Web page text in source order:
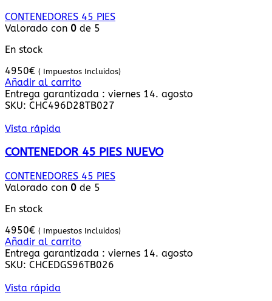
CONTENEDORES 45 PIES
Valorado con 0 de 5
En stock
4950€ ( Impuestos Incluidos)
Añadir al carrito
Entrega garantizada : viernes 14. agosto
SKU: CHC496D28TB027
Vista rápida
CONTENEDOR 45 PIES NUEVO
CONTENEDORES 45 PIES
Valorado con 0 de 5
En stock
4950€ ( Impuestos Incluidos)
Añadir al carrito
Entrega garantizada : viernes 14. agosto
SKU: CHCEDGS96TB026
Vista rápida